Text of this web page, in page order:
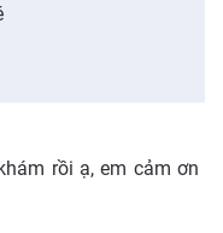
rồi ạ, em cảm ơn